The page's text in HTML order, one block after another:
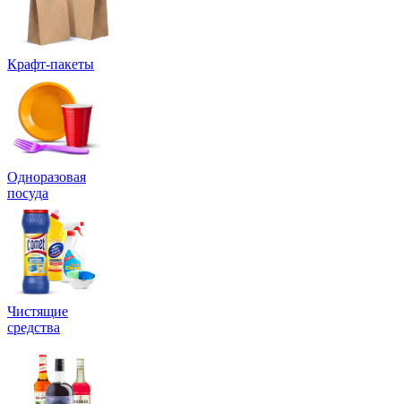
Крафт-пакеты
Одноразовая
посуда
Чистящие
средства